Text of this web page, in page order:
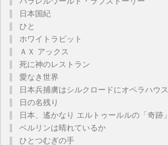
日本国紀
ひと
ホワイトラビット
ＡＸ アックス
死に神のレストラン
愛なき世界
日本兵捕虜はシルクロードにオペラハウ
日の名残り
日本、遙かなり エルトゥールルの「奇
ベルリンは晴れているか
ひとつむぎの手